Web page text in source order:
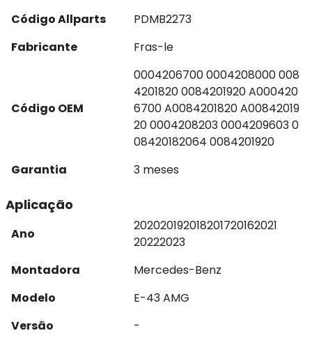
Código Allparts
PDMB2273
Fabricante
Fras-le
Código OEM
0004206700 0004208000 008
4201820 0084201920 A000420
6700 A0084201820 A00842019
20 0004208203 0004209603 0
08420182064 0084201920
Garantia
3 meses
Aplicação
Ano
202020192018201720162021
20222023
Montadora
Mercedes-Benz
Modelo
E-43 AMG
Versão
-